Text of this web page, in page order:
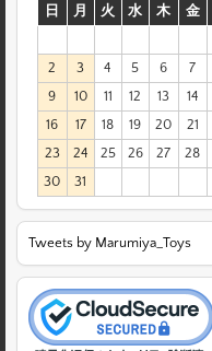
日
月 火 水 木 金
2
3 4 5 6 7
9
10 11 12 13 14
16
17 18 19 20 21
23
24 25 26 27 28
30
31
Tweets by Marumiya_Toys